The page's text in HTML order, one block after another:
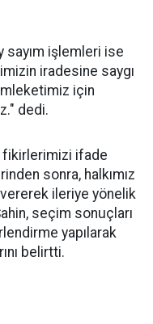
sayım işlemleri ise
iradesine saygı
için
dedi.
fikirlerimizi ifade
sonra, halkımız
ileriye yönelik
seçim sonuçları
yapılarak
belirtti.